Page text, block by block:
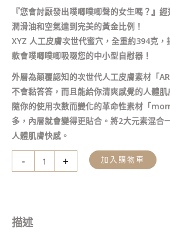
『您會討厭發出噗唧噗唧聲的女生嗎？』
潤滑油和空氣達到完美的黃金比例！
XYZ 人工皮膚次世代蜜穴，全重約394克
款會噗唧噗唧吸啜您的中小型自慰器！
外層為顛覆認知的次世代人工皮膚素材「
不會黏答答，而且能給你清爽感覺的人體
隨你的使用次數而變化的革命性素材「
多，內層就會變得更貼合。將2大元素混合
人體肌膚快感。
- + 加入購物車
描述